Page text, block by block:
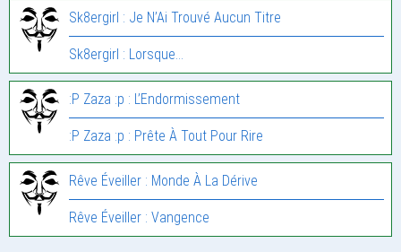
Sk8ergirl : Je N’Ai Trouvé Aucun Titre
Sk8ergirl : Lorsque…
:P Zaza :p : L’Endormissement
:P Zaza :p : Prête À Tout Pour Rire
Rêve Éveiller : Monde À La Dérive
Rêve Éveiller : Vangence